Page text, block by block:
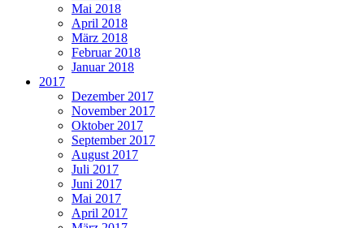
Mai 2018
April 2018
März 2018
Februar 2018
Januar 2018
2017
Dezember 2017
November 2017
Oktober 2017
September 2017
August 2017
Juli 2017
Juni 2017
Mai 2017
April 2017